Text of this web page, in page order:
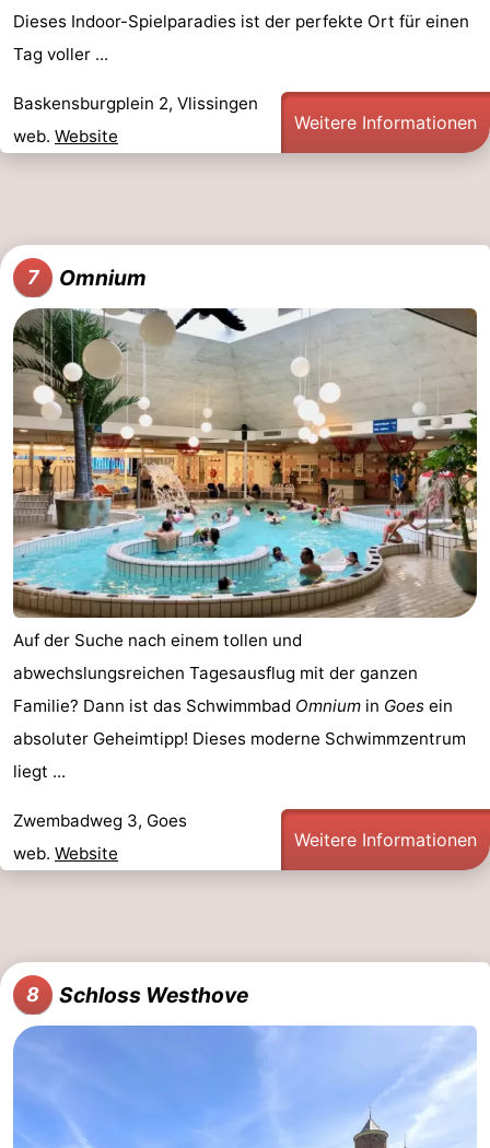
Dieses Indoor-Spielparadies ist der perfekte Ort für einen
Tag voller ...
Baskensburgplein 2, Vlissingen
web. Website
Weitere Informationen
7 Omnium
Auf der Suche nach einem tollen und
abwechslungsreichen Tagesausflug mit der ganzen
Familie? Dann ist das Schwimmbad Omnium in Goes ein
absoluter Geheimtipp! Dieses moderne Schwimmzentrum
liegt ...
Zwembadweg 3, Goes
web. Website
Weitere Informationen
8 Schloss Westhove